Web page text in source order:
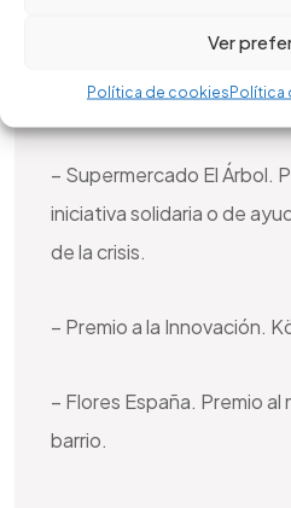
Ver
Política de cookiesPolítica
– Francisco de Cabo.
trayectoria comercial con
– Supermercado El Árbol.
iniciativa solidaria o de
de la crisis.
– Premio a la Innovación.
– Flores España. Premio
barrio.